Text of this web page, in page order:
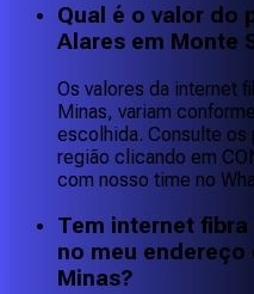
Qual é o valor do
Alares em Monte
Os valores da internet
Minas, variam
escolhida. Consulte os
região clicando em
com nosso time no
Tem internet
no meu endereço
Minas?